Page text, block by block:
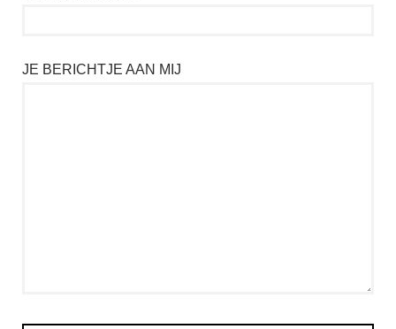
JE BERICHTJE AAN MIJ